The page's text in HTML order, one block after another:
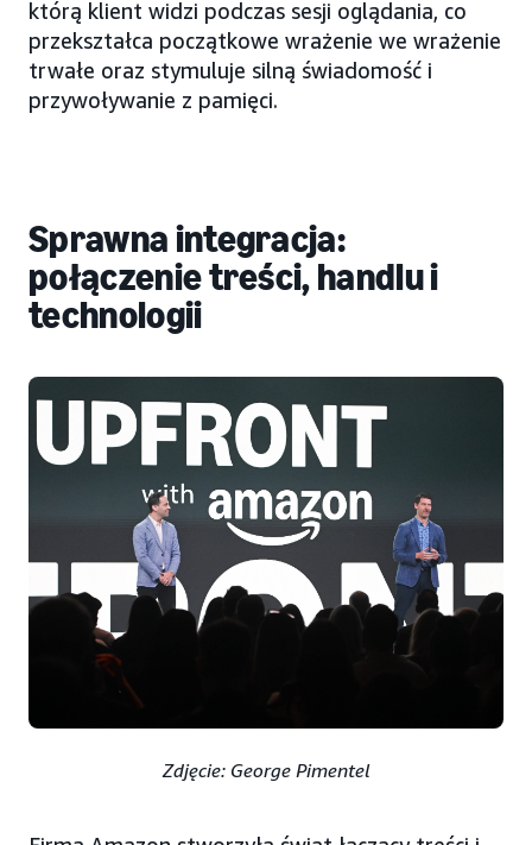
którą klient widzi podczas sesji oglądania, co
przekształca początkowe wrażenie we wrażenie
trwałe oraz stymuluje silną świadomość i
przywoływanie z pamięci.
Sprawna integracja:
połączenie treści, handlu i
technologii
Zdjęcie: George Pimentel